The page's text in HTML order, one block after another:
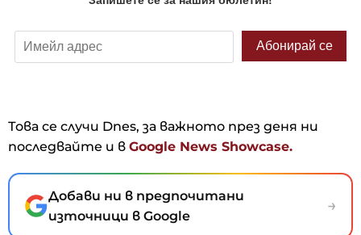
Това се случи Dnes, за важното през деня ни
последвайте и в Google News Showcase.
Добави ни в предпочитани
източници в Google
→